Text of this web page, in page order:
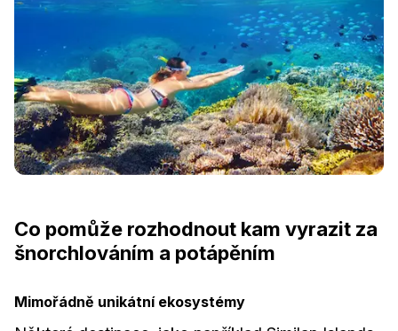
Co pomůže rozhodnout kam vyrazit za
šnorchlováním a potápěním
Mimořádně unikátní ekosystémy